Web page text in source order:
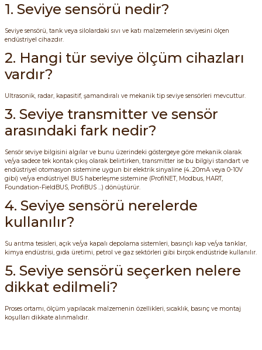
1. Seviye sensörü nedir?
Seviye sensörü, tank veya silolardaki sıvı ve katı malzemelerin seviyesini ölçen
endüstriyel cihazdır.
2. Hangi tür seviye ölçüm cihazları
vardır?
Ultrasonik, radar, kapasitif, şamandıralı ve mekanik tip seviye sensörleri mevcuttur.
3. Seviye transmitter ve sensör
arasındaki fark nedir?
Sensör seviye bilgisini algılar ve bunu üzerindeki göstergeye göre mekanik olarak
ve/ya sadece tek kontak çıkış olarak belirtirken, transmitter ise bu bilgiyi standart ve
endüstriyel otomasyon sistemine uygun bir elektrik sinyaline (4...20mA veya 0-10V
gibi) ve/ya endüstriyel BUS haberleşme sistemine (ProfiNET, Modbus, HART,
Foundation-FieldBUS, ProfiBUS ...) dönüştürür.
4. Seviye sensörü nerelerde
kullanılır?
Su arıtma tesisleri, açık ve/ya kapalı depolama sistemleri, basınçlı kap ve/ya tanklar,
kimya endüstrisi, gıda üretimi, petrol ve gaz sektörleri gibi birçok endüstride kullanılır.
5. Seviye sensörü seçerken nelere
dikkat edilmeli?
Proses ortamı, ölçüm yapılacak malzemenin özellikleri, sıcaklık, basınç ve montaj
koşulları dikkate alınmalıdır.